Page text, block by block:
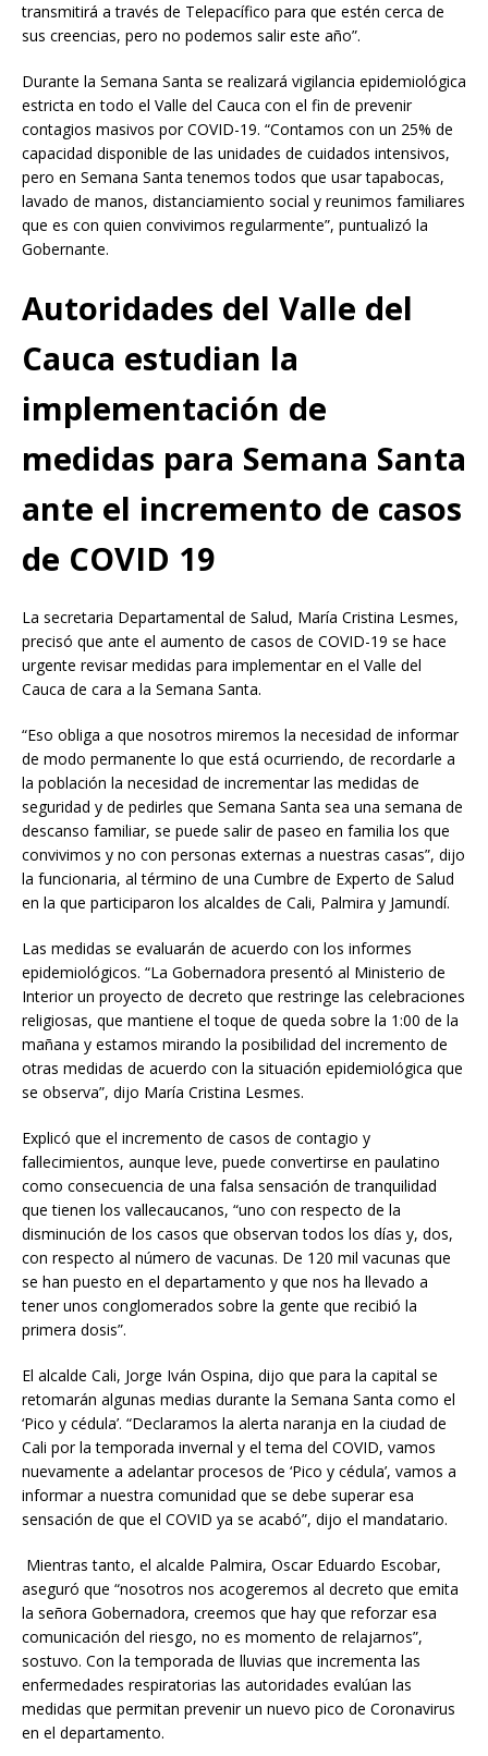
transmitirá a través de Telepacífico para que estén cerca de
sus creencias, pero no podemos salir este año”.
Durante la Semana Santa se realizará vigilancia epidemiológica
estricta en todo el Valle del Cauca con el fin de prevenir
contagios masivos por COVID-19. “Contamos con un 25% de
capacidad disponible de las unidades de cuidados intensivos,
pero en Semana Santa tenemos todos que usar tapabocas,
lavado de manos, distanciamiento social y reunimos familiares
que es con quien convivimos regularmente”, puntualizó la
Gobernante.
Autoridades del Valle del
Cauca estudian la
implementación de
medidas para Semana Santa
ante el incremento de casos
de COVID 19
La secretaria Departamental de Salud, María Cristina Lesmes,
precisó que ante el aumento de casos de COVID-19 se hace
urgente revisar medidas para implementar en el Valle del
Cauca de cara a la Semana Santa.
“Eso obliga a que nosotros miremos la necesidad de informar
de modo permanente lo que está ocurriendo, de recordarle a
la población la necesidad de incrementar las medidas de
seguridad y de pedirles que Semana Santa sea una semana de
descanso familiar, se puede salir de paseo en familia los que
convivimos y no con personas externas a nuestras casas”, dijo
la funcionaria, al término de una Cumbre de Experto de Salud
en la que participaron los alcaldes de Cali, Palmira y Jamundí.
Las medidas se evaluarán de acuerdo con los informes
epidemiológicos. “La Gobernadora presentó al Ministerio de
Interior un proyecto de decreto que restringe las celebraciones
religiosas, que mantiene el toque de queda sobre la 1:00 de la
mañana y estamos mirando la posibilidad del incremento de
otras medidas de acuerdo con la situación epidemiológica que
se observa”, dijo María Cristina Lesmes.
Explicó que el incremento de casos de contagio y
fallecimientos, aunque leve, puede convertirse en paulatino
como consecuencia de una falsa sensación de tranquilidad
que tienen los vallecaucanos, “uno con respecto de la
disminución de los casos que observan todos los días y, dos,
con respecto al número de vacunas. De 120 mil vacunas que
se han puesto en el departamento y que nos ha llevado a
tener unos conglomerados sobre la gente que recibió la
primera dosis”.
El alcalde Cali, Jorge Iván Ospina, dijo que para la capital se
retomarán algunas medias durante la Semana Santa como el
‘Pico y cédula’. “Declaramos la alerta naranja en la ciudad de
Cali por la temporada invernal y el tema del COVID, vamos
nuevamente a adelantar procesos de ‘Pico y cédula’, vamos a
informar a nuestra comunidad que se debe superar esa
sensación de que el COVID ya se acabó”, dijo el mandatario.
Mientras tanto, el alcalde Palmira, Oscar Eduardo Escobar,
aseguró que “nosotros nos acogeremos al decreto que emita
la señora Gobernadora, creemos que hay que reforzar esa
comunicación del riesgo, no es momento de relajarnos”,
sostuvo. Con la temporada de lluvias que incrementa las
enfermedades respiratorias las autoridades evalúan las
medidas que permitan prevenir un nuevo pico de Coronavirus
en el departamento.